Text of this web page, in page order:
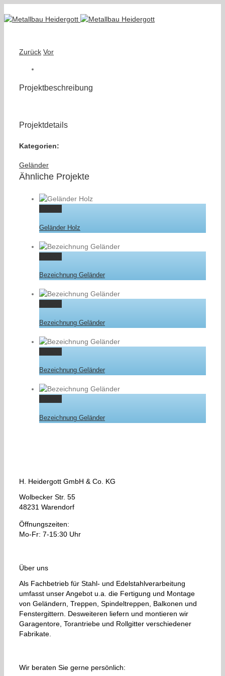
Zurück Vor
Projektbeschreibung
Projektdetails
Kategorien:
Geländer
Ähnliche Projekte
Geländer Holz
Bezeichnung Geländer
Bezeichnung Geländer
Bezeichnung Geländer
Bezeichnung Geländer
H. Heidergott GmbH & Co. KG
Wolbecker Str. 55
48231 Warendorf
Öffnungszeiten:
Mo-Fr: 7-15:30 Uhr
Über uns
Als Fachbetrieb für Stahl- und Edelstahlverarbeitung
umfasst unser Angebot u.a. die Fertigung und Montage
von Geländern, Treppen, Spindeltreppen, Balkonen und
Fenstergittern. Desweiteren liefern und montieren wir
Garagentore, Torantriebe und Rollgitter verschiedener
Fabrikate.
Wir beraten Sie gerne persönlich: